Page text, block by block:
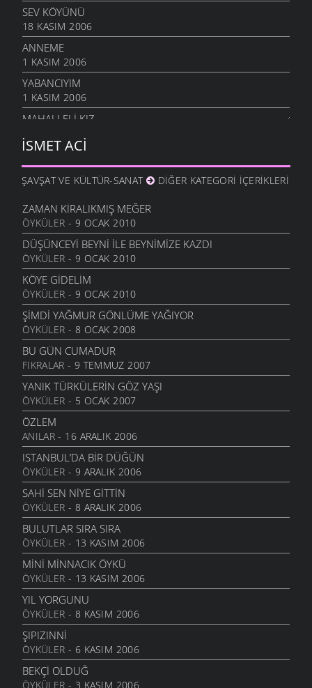
SEV KÖYÜNÜ
18 KASIM 2006
ANNEME
1 KASIM 2006
YABANCIYIM
1 KASIM 2006
MAHALLELI KIZ
ÇOCUKLAR AĞLADILAR
3 EYLÜL 2006
SEVEMEM
13 HAZIRAN 2006
DÖNELIM
13 HAZIRAN 2006
İKI ÇIPLAK
13 HAZIRAN 2006
ANLAYAMADIM
13 HAZIRAN 2006
TEZAT
13 HAZIRAN 2006
ÇEKERIZ
2 HAZIRAN 2006
GURBET
25 MAYIS 2006
YOKSULLUK
24 MAYIS 2006
MEMLEKET HASRETI
24 MAYIS 2006
UMUT TRENI
16 MAYIS 2006
GÖÇSEL SÖYLEŞI
16 MAYIS 2006
MOR DÜŞLER
16 MAYIS 2006
BİR KADEH ŞARABA GİBİ
13 MAYIS 2006
SENI SEVMEKTEN KORKMUYORUM
5 MAYIS 2006
İSMET ACI
ŞAVŞAT VE KÜLTÜR-SANAT DIĞER KATEGORI İÇERIKLERI
ZAMAN KIRALIKMIŞ MEĞER
ÖYKÜLER - 9 OCAK 2010
DÜŞÜNCEYI BEYNI İLE BEYNIMIZE KAZDI
ÖYKÜLER - 9 OCAK 2010
KÖYE GIDELIM
ÖYKÜLER - 9 OCAK 2010
ŞIMDI YAĞMUR GÖNLÜME YAĞIYOR
ÖYKÜLER - 8 OCAK 2008
BU GÜN CUMADUR
FIKRALAR - 9 TEMMUZ 2007
YANIK TÜRKÜLERIN GÖZ YAŞI
ÖYKÜLER - 5 OCAK 2007
ÖZLEM
ANILAR- 16 ARALIK 2006
ISTANBUL’DA BIR DÜĞÜN
ÖYKÜLER - 9 ARALIK 2006
SAHI SEN NIYE GITTIN
ÖYKÜLER - 8 ARALIK 2006
BULUTLAR SIRA SIRA
ÖYKÜLER - 13 KASIM 2006
MINI MINNACIK ÖYKÜ
ÖYKÜLER - 13 KASIM 2006
YIL YORGUNU
ÖYKÜLER - 8 KASIM 2006
ŞIPIZINNI
ÖYKÜLER - 6 KASIM 2006
BEKÇI OLDUĞ
ÖYKÜLER - 3 KASIM 2006